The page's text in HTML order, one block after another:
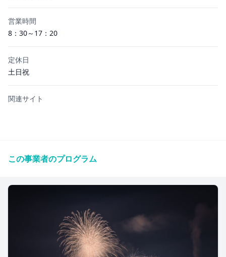
営業時間
8：30～17：20
定休日
土日祝
関連サイト
この事業者のプログラム